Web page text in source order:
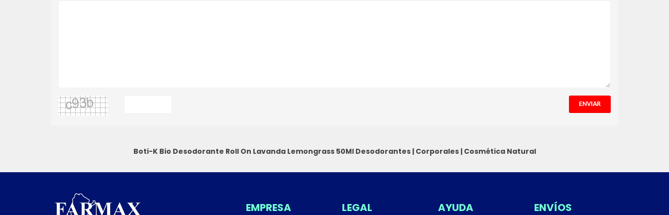
ENVIAR
Boti-K Bio Desodorante Roll On Lavanda Lemongrass 50Ml Desodorantes| Corporales| Cosmética Natural
EMPRESA LEGAL AYUDA ENVÍOS